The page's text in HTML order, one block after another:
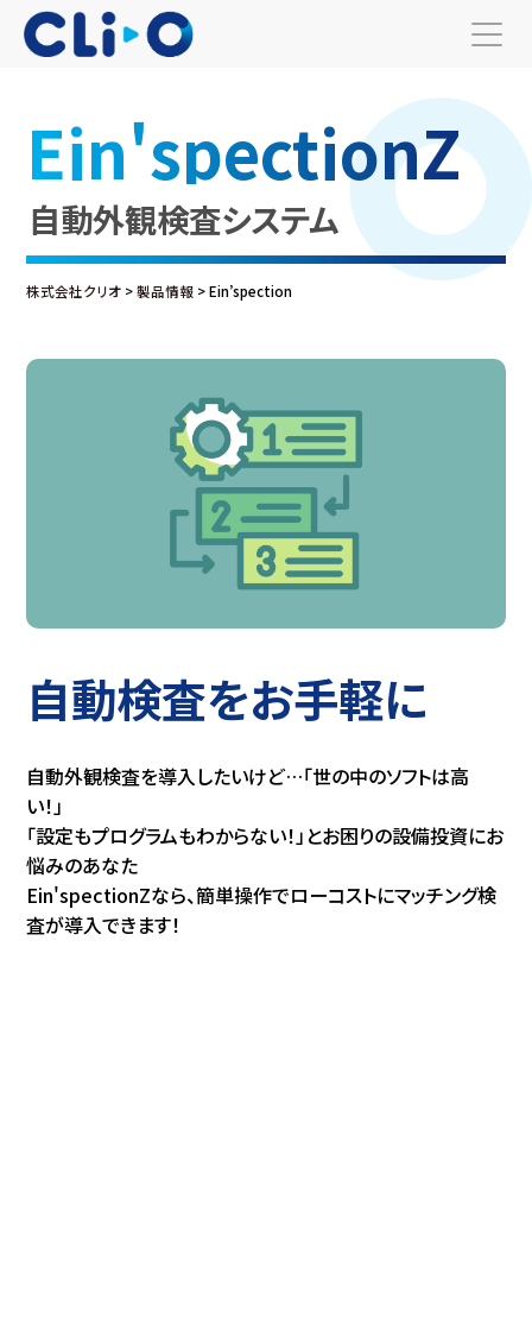
Ein'spectionZ
自動外観検査システム
株式会社クリオ >製品情報 >Ein’spection
自動検査をお手軽に
自動外観検査を導入したいけど…「世の中のソフトは高
い！」
「設定もプログラムもわからない！」とお困りの設備投資にお
悩みのあなた
Ein'spectionZなら、簡単操作でローコストにマッチング検
査が導入できます！